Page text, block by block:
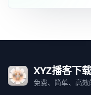
XYZ播客下
免费、简单、高